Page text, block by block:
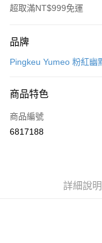
超取滿NT$999免運
信用卡一次付款
3 期 0 利率 每期
合作金庫商業銀行
上海商業儲蓄銀行
聯邦商業銀行
超商取貨付款
LINE Pay
品牌
Pingkeu Yumeo 粉紅幽
商品特色
商品編號
6817188
詳細說明